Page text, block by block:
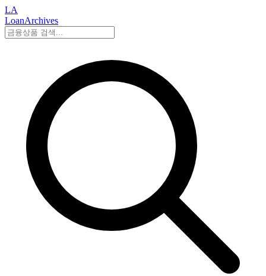
LA
LoanArchives